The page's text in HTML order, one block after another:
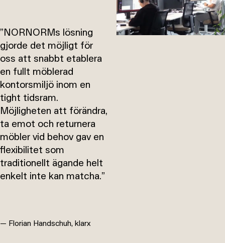
”NORNORMs lösning
gjorde det möjligt för
oss att snabbt etablera
en fullt möblerad
kontorsmiljö inom en
tight tidsram.
Möjligheten att förändra,
ta emot och returnera
möbler vid behov gav en
flexibilitet som
traditionellt ägande helt
enkelt inte kan matcha.”
— Florian Handschuh, klarx